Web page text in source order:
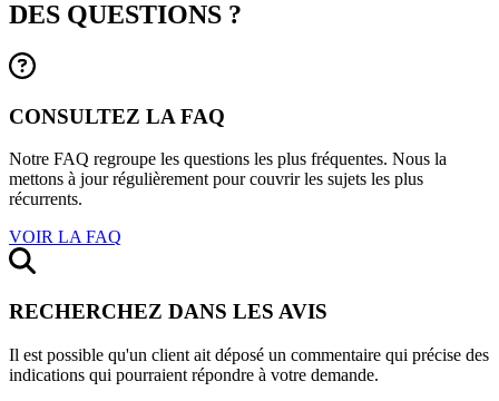
DES QUESTIONS ?
CONSULTEZ LA FAQ
Notre FAQ regroupe les questions les plus fréquentes. Nous la
mettons à jour régulièrement pour couvrir les sujets les plus
récurrents.
VOIR LA FAQ
RECHERCHEZ DANS LES AVIS
Il est possible qu'un client ait déposé un commentaire qui précise des
indications qui pourraient répondre à votre demande.